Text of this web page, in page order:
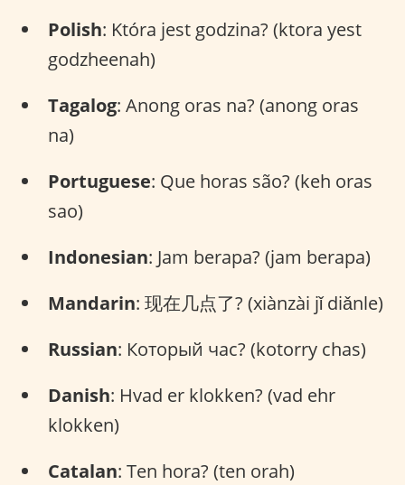
Polish: Która jest godzina? (ktora yest
godzheenah)
Tagalog: Anong oras na? (anong oras
na)
Portuguese: Que horas são? (keh oras
sao)
Indonesian: Jam berapa? (jam berapa)
Mandarin: 现在几点了? (xiànzài jǐ diǎnle)
Russian: Который час? (kotorry chas)
Danish: Hvad er klokken? (vad ehr
klokken)
Catalan: Ten hora? (ten orah)